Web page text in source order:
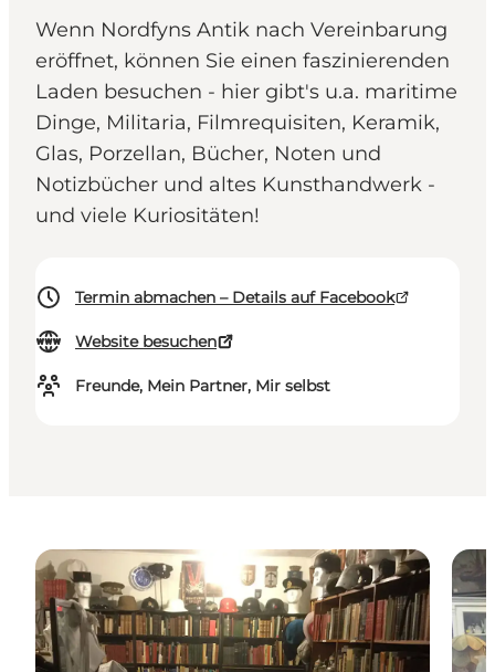
Wenn Nordfyns Antik nach Vereinbarung
eröffnet, können Sie einen faszinierenden
Laden besuchen - hier gibt's u.a. maritime
Dinge, Militaria, Filmrequisiten, Keramik,
Glas, Porzellan, Bücher, Noten und
Notizbücher und altes Kunsthandwerk -
und viele Kuriositäten!
Termin abmachen – Details auf Facebook
Website besuchen
Freunde, Mein Partner, Mir selbst